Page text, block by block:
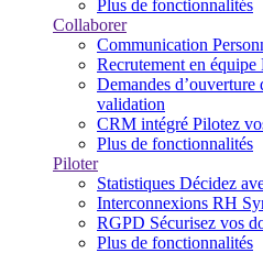
Plus de fonctionnalités
Collaborer
Communication
Recrutement en équipe
Demandes d’ouverture
validation
CRM intégré Pilotez
Plus de fonctionnalités
Piloter
Statistiques Décidez
Interconnexions RH
RGPD Sécurisez vos
Plus de fonctionnalités